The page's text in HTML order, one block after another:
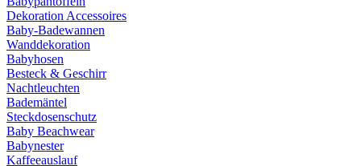
Dekoration Accessoires
Baby-Badewannen
Wanddekoration
Babyhosen
Besteck & Geschirr
Nachtleuchten
Bademäntel
Steckdosenschutz
Baby Beachwear
Babynester
Kaffeeauslauf